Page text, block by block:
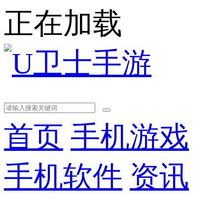
正在加载
首页 手机游戏
手机软件 资讯